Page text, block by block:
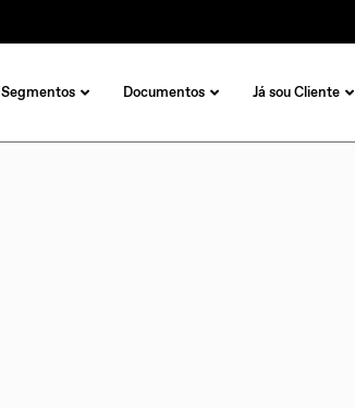
Segmentos Documentos Já sou Cliente